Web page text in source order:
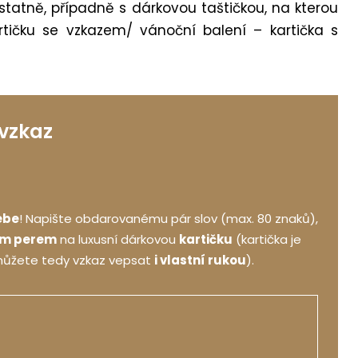
případně s dárkovou taštičkou, na kterou
se vzkazem/ vánoční balení – kartička s
! Napište obdarovanému pár slov (max. 80 znaků),
peremna luxusní dárkovou kartičku (kartička je
tedy vzkaz vepsat i vlastní rukou).